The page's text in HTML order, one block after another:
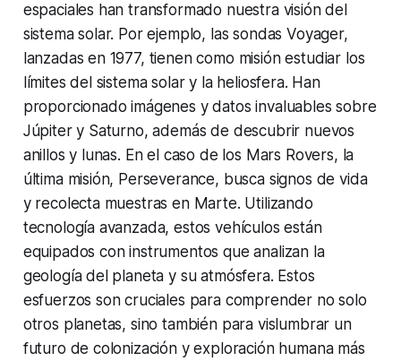
espaciales han transformado nuestra visión del
sistema solar. Por ejemplo, las sondas Voyager,
lanzadas en 1977, tienen como misión estudiar los
límites del sistema solar y la heliosfera. Han
proporcionado imágenes y datos invaluables sobre
Júpiter y Saturno, además de descubrir nuevos
anillos y lunas. En el caso de los Mars Rovers, la
última misión, Perseverance, busca signos de vida
y recolecta muestras en Marte. Utilizando
tecnología avanzada, estos vehículos están
equipados con instrumentos que analizan la
geología del planeta y su atmósfera. Estos
esfuerzos son cruciales para comprender no solo
otros planetas, sino también para vislumbrar un
futuro de colonización y exploración humana más